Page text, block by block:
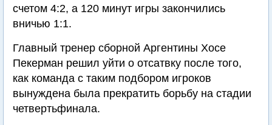
счетом 4:2, а 120 минут игры закончились
вничью 1:1.
Главный тренер сборной Аргентины Хосе
Пекерман решил уйти о отсатвку после того,
как команда с таким подбором игроков
вынуждена была прекратить борьбу на стадии
четвертьфинала.